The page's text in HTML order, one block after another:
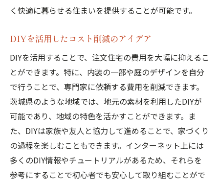
く快適に暮らせる住まいを提供することが可能です。
DIYを活用したコスト削減のアイデア
DIYを活用することで、注文住宅の費用を大幅に抑えるこ
とができます。特に、内装の一部や庭のデザインを自分
で行うことで、専門家に依頼する費用を削減できます。
茨城県のような地域では、地元の素材を利用したDIYが
可能であり、地域の特色を活かすことができます。ま
た、DIYは家族や友人と協力して進めることで、家づくり
の過程を楽しむこともできます。インターネット上には
多くのDIY情報やチュートリアルがあるため、それらを
参考にすることで初心者でも安心して取り組むことがで